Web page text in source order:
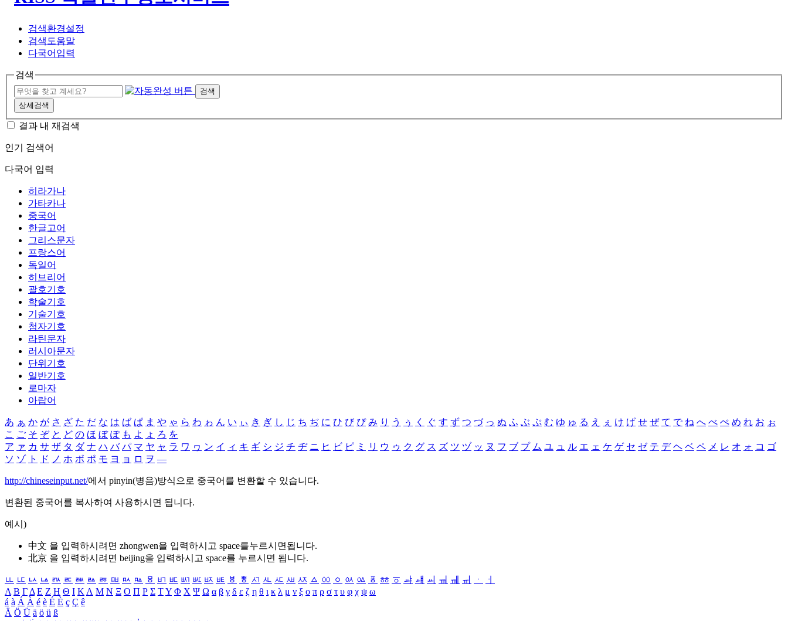
검색환경설정
검색도움말
다국어입력
검색
검색
상세검색
결과 내 재검색
인기 검색어
다국어 입력
히라가나
가타카나
중국어
한글고어
그리스문자
프랑스어
독일어
히브리어
괄호기호
학술기호
기술기호
첨자기호
라틴문자
러시아문자
단위기호
일반기호
로마자
아랍어
あ ぁ か が さ ざ た だ な は ば ぱ ま や ゃ ら わ ゎ ん い ぃ き ぎ し じ ち ぢ に ひ び ぴ み り う ぅ く ぐ す ず つ づ っ ぬ ふ ぶ ぷ む ゆ ゅ る え ぇ け げ せ ぜ て で ね へ べ ぺ め れ お ぉ
こ ご そ ぞ と ど の ほ ぼ ぽ も よ ょ ろ を
ア ァ カ サ ザ タ ダ ナ ハ バ パ マ ヤ ャ ラ ワ ヮ ン イ ィ キ ギ シ ジ チ ヂ ニ ヒ ビ ピ ミ リ ウ ゥ ク グ ス ズ ツ ヅ ッ ヌ フ ブ プ ム ユ ュ ル エ ェ ケ ゲ セ ゼ テ デ ヘ ベ ペ メ レ オ ォ コ ゴ
ソ ゾ ト ド ノ ホ ボ ポ モ ヨ ョ ロ ヲ ―
http://chineseinput.net/에서 pinyin(병음)방식으로 중국어를 변환할 수 있습니다.
변환된 중국어를 복사하여 사용하시면 됩니다.
예시)
中文 을 입력하시려면 zhongwen을 입력하시고 space를누르시면됩니다.
北京 을 입력하시려면 beijing을 입력하시고 space를 누르시면 됩니다.
ㅥ ㅦ ㅧ ㅨ ㅩ ㅪ ㅫ ㅬ ㅭ ㅮ ㅯ ㅰ ㅱ ㅲ ㅳ ㅴ ㅵ ㅶ ㅷ ㅸ ㅹ ㅺ ㅻ ㅼ ㅽ ㅾ ㅿ ㆀ ㆁ ㆂ ㆃ ㆄ ㆅ ㆆ ㆇ ㆈ ㆉ ㆊ ㆋ ㆌ ㆍ
ㆎ
Α Β ΓΔ Ε Ζ Η Θ Ι ΚΛ Μ Ν Ξ Ο Π Ρ Σ ΤΥ Φ Χ Ψ Ω α β γ δ ε ζ η θ ι κ λ μ ν ξ ο π ρ σ τ υ φ χ ψ ω
á à Á À é è É È ç Ç ê
Ä Ö Ü ä ö ü ß